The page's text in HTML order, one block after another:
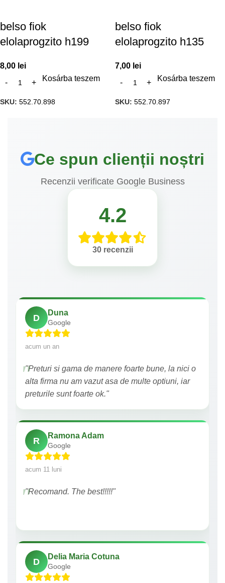
belso fiok
elolaprogzito h199
8,00 lei
Kosárba teszem
SKU: 552.70.898
belso fiok
elolaprogzito h135
7,00 lei
Kosárba teszem
SKU: 552.70.897
Ce spun clienții noștri
Recenzii verificate Google Business
4.2
30 recenzii
D
Duna
Google
acum un an
"Preturi si gama de manere foarte bune, la nici o
alta firma nu am vazut asa de multe optiuni, iar
preturile sunt foarte ok."
R
Ramona Adam
Google
acum 11 luni
"Recomand. The best!!!!!"
D
Delia Maria Cotuna
Google